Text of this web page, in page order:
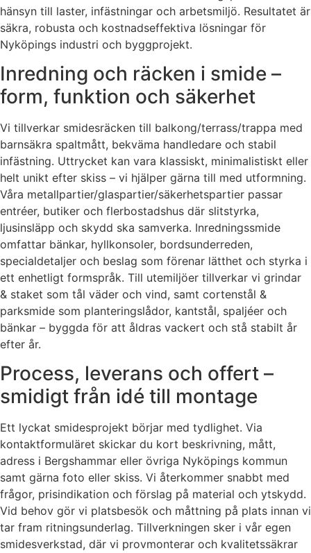
hänsyn till laster, infästningar och arbetsmiljö. Resultatet är
säkra, robusta och kostnadseffektiva lösningar för
Nyköpings industri och byggprojekt.
Inredning och räcken i smide –
form, funktion och säkerhet
Vi tillverkar smidesräcken till balkong/terrass/trappa med
barnsäkra spaltmått, bekväma handledare och stabil
infästning. Uttrycket kan vara klassiskt, minimalistiskt eller
helt unikt efter skiss – vi hjälper gärna till med utformning.
Våra metallpartier/glaspartier/säkerhetspartier passar
entréer, butiker och flerbostadshus där slitstyrka,
ljusinsläpp och skydd ska samverka. Inredningssmide
omfattar bänkar, hyllkonsoler, bordsunderreden,
specialdetaljer och beslag som förenar lätthet och styrka i
ett enhetligt formspråk. Till utemiljöer tillverkar vi grindar
& staket som tål väder och vind, samt cortenstål &
parksmide som planteringslådor, kantstål, spaljéer och
bänkar – byggda för att åldras vackert och stå stabilt år
efter år.
Process, leverans och offert –
smidigt från idé till montage
Ett lyckat smidesprojekt börjar med tydlighet. Via
kontaktformuläret skickar du kort beskrivning, mått,
adress i Bergshammar eller övriga Nyköpings kommun
samt gärna foto eller skiss. Vi återkommer snabbt med
frågor, prisindikation och förslag på material och ytskydd.
Vid behov gör vi platsbesök och måttning på plats innan vi
tar fram ritningsunderlag. Tillverkningen sker i vår egen
smidesverkstad, där vi provmonterar och kvalitetssäkrar